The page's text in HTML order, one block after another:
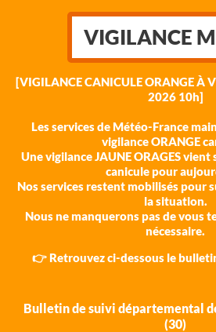
VIGILANCE
[VIGILANCE CANICULE ORANGE À
2026 10h]
Les services de Météo-France
vigilance ORANGE
Une vigilance JAUNE ORAGES
canicule pour
Nos services restent mobilisés pour
la situation.
Nous ne manquerons pas de vous
nécessaire.
👉 Retrouvez ci-dessous le
Bulletin de suivi départemental
(30)